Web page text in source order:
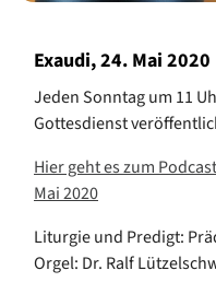
Exaudi, 24. Mai 2020
Jeden Sonntag um 11
Gottesdienst
Hier geht es zum
Mai 2020
Liturgie und Predigt:
Orgel: Dr. Ralf